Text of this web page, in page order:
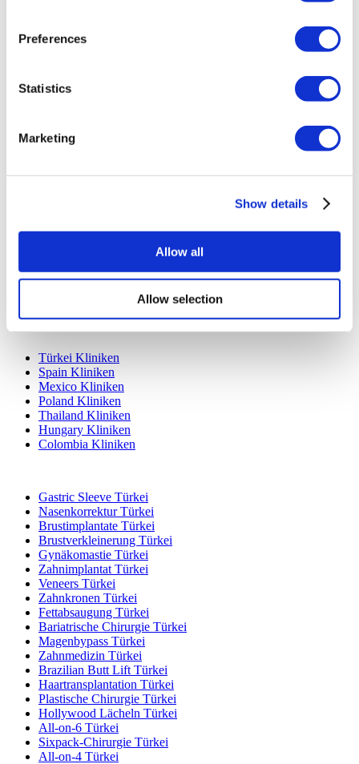
Preferences
Statistics
Marketing
Show details
Allow all
Allow selection
Autoren & Gutachter
Karrieren
Allgemeine Geschäftsbedingungen
Beliebte Reiseziele
Türkei Kliniken
Spain Kliniken
Mexico Kliniken
Poland Kliniken
Thailand Kliniken
Hungary Kliniken
Colombia Kliniken
Gastric Sleeve Türkei
Nasenkorrektur Türkei
Brustimplantate Türkei
Brustverkleinerung Türkei
Gynäkomastie Türkei
Zahnimplantat Türkei
Veneers Türkei
Zahnkronen Türkei
Fettabsaugung Türkei
Bariatrische Chirurgie Türkei
Magenbypass Türkei
Zahnmedizin Türkei
Brazilian Butt Lift Türkei
Haartransplantation Türkei
Plastische Chirurgie Türkei
Hollywood Lächeln Türkei
All-on-6 Türkei
Sixpack-Chirurgie Türkei
All-on-4 Türkei